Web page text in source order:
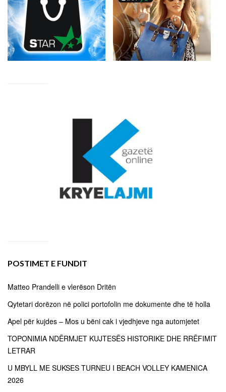
POSTIMET E FUNDIT
Matteo Prandelli e vlerëson Dritën
Qytetari dorëzon në polici portofolin me dokumente dhe të holla
Apel për kujdes – Mos u bëni cak i vjedhjeve nga automjetet
TOPONIMIA NDËRMJET KUJTESËS HISTORIKE DHE RRËFIMIT
LETRAR
U MBYLL ME SUKSES TURNEU I BEACH VOLLEY KAMENICA
2026